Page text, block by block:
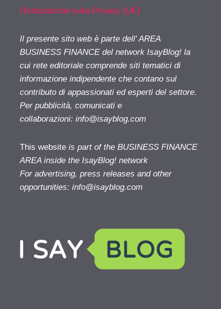
Dichiarazione sulla Privacy (UE)
Il presente sito web è parte dell' AREA
BUSINESS FINANCE del network IsayBlog! la
cui rete editoriale comprende siti tematici di
informazione indipendente che contano sul
contributo di appassionati ed esperti del settore.
Per pubblicità, comunicati e
collaborazioni: info@isayblog.com
This website is part of the BUSINESS FINANCE
AREA inside the IsayBlog! network
For advertising, press releases and other
opportunities: info@isayblog.com